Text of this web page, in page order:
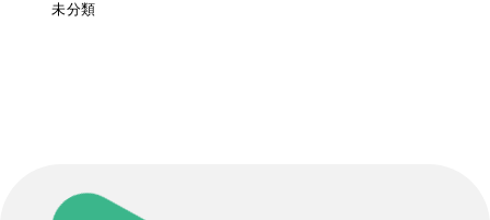
未分類